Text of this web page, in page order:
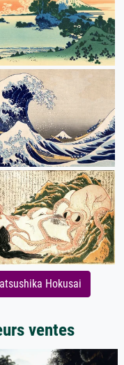
Hokusai
ventes